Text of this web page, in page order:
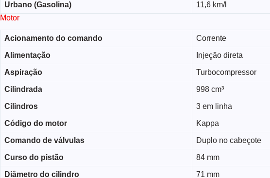
Urbano (Gasolina)
11,6 km/l
Motor
Acionamento do comando Corrente
Alimentação Injeção direta
Aspiração Turbocompressor
Cilindrada 998 cm³
Cilindros 3 em linha
Código do motor Kappa
Comando de válvulas Duplo no cabeçote
Curso do pistão 84 mm
Diâmetro do cilindro 71 mm